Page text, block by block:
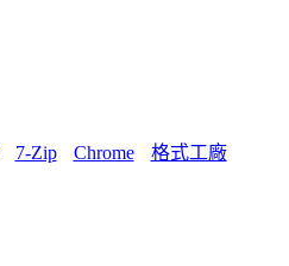
7-Zip Chrome 格式工廠